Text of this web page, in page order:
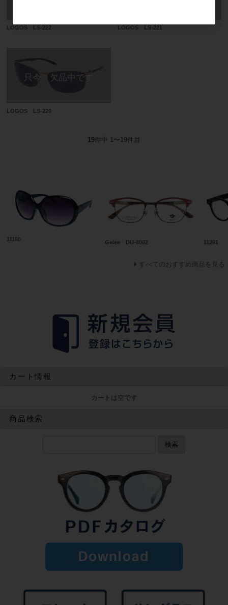
LOGOS LS-222 LOGOS LS-221
LOGOS LS-220
19件中 1〜19件目
11160 Gelee DU-8002 11291
すべてのおすすめ商品を見る
カート情報
カートは空です
商品検索
検索